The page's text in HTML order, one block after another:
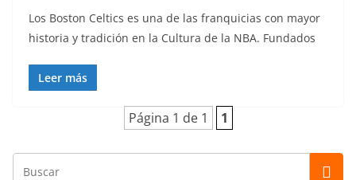
Los Boston Celtics es una de las franquicias con mayor
historia y tradición en la Cultura de la NBA. Fundados
Leer más
Página 1 de 1 1